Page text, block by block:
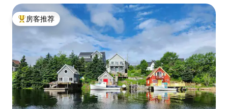
热门「房客推荐」
房客推荐